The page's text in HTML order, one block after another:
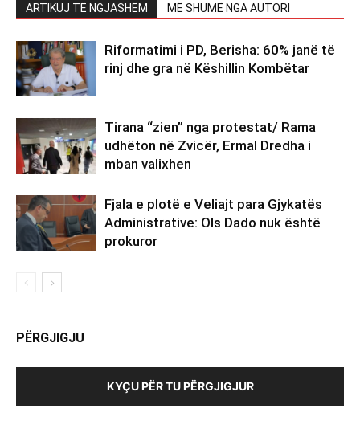
ARTIKUJ TË NGJASHËM MË SHUMË NGA AUTORI
Riformatimi i PD, Berisha: 60% janë të
rinj dhe gra në Këshillin Kombëtar
Tirana “zien” nga protestat/ Rama
udhëton në Zvicër, Ermal Dredha i
mban valixhen
Fjala e plotë e Veliajt para Gjykatës
Administrative: Ols Dado nuk është
prokuror
PËRGJIGJU
KYÇU PËR TU PËRGJIGJUR